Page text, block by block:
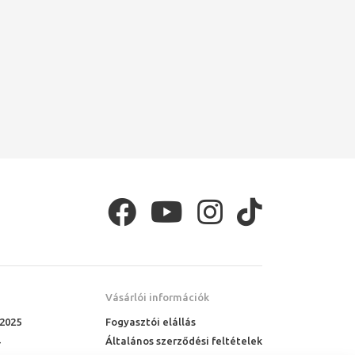
Vásárlói információk
Fogyasztói elállás
Általános szerződési feltételek